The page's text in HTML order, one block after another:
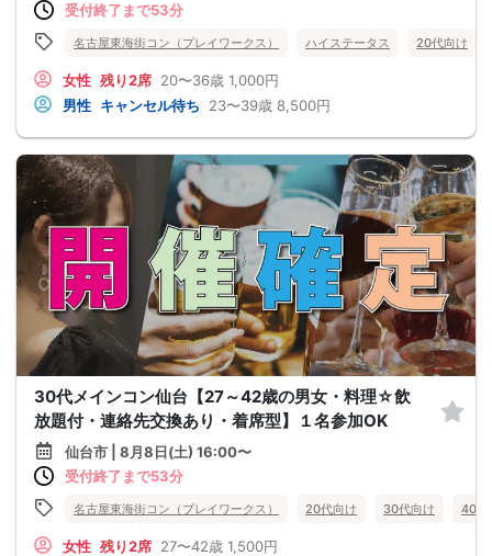
受付終了まで53分
名古屋東海街コン（プレイワークス） ハイステータス 20代向け
女性 残り2席 20〜36歳 1,000円
男性 キャンセル待ち 23〜39歳 8,500円
30代メインコン仙台【27～42歳の男女・料理☆飲
放題付・連絡先交換あり・着席型】１名参加OK
仙台市 | 8月8日(土) 16:00〜
受付終了まで53分
名古屋東海街コン（プレイワークス） 20代向け 30代向け 40代
女性 残り2席 27〜42歳 1,500円